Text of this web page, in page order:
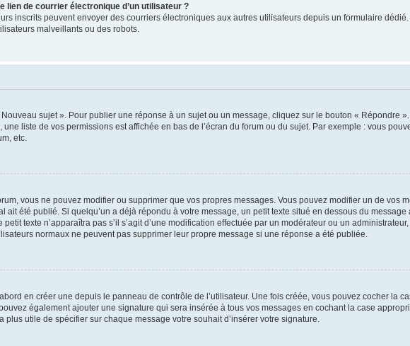
lien de courrier électronique d’un utilisateur ?
inscrits peuvent envoyer des courriers électroniques aux autres utilisateurs depuis un formulaire
malveillants ou des robots.
sujet ». Pour publier une réponse à un sujet ou un message, cliquez sur le bouton « Répondre
liste de vos permissions est affichée en bas de l’écran du forum ou du sujet. Par exemple : vous
etc.
vous ne pouvez modifier ou supprimer que vos propres messages. Vous pouvez modifier un de vos
été publié. Si quelqu’un a déjà répondu à votre message, un petit texte situé en dessous du
texte n’apparaîtra pas s’il s’agit d’une modification effectuée par un modérateur ou un
normaux ne peuvent pas supprimer leur propre message si une réponse a été publiée.
en créer une depuis le panneau de contrôle de l’utilisateur. Une fois créée, vous pouvez cocher la
également ajouter une signature qui sera insérée à tous vos messages en cochant la case
utile de spécifier sur chaque message votre souhait d’insérer votre signature.